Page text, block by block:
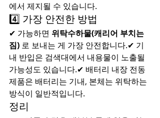
에서 제지될 수 있습니다.
4️⃣ 가장 안전한 방법
✔ 가능하면 위탁수하물(캐리어 부치는
짐) 로 보내는 게 가장 안전합니다.✔ 기
내 반입은 검색대에서 내용물이 노출될
가능성도 있습니다.✔ 배터리 내장 전동
제품은 배터리는 기내, 본체는 위탁하는
방식이 일반적입니다.
정리